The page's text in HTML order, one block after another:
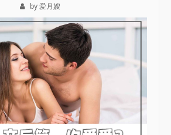
by 爱月嫂